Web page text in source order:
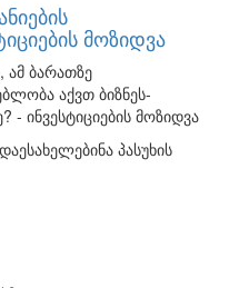
მოზიდვა
ამ ბარათზე
აქვთ ბიზნეს-
- ინვესტიციების მოზიდვა
პასუხის